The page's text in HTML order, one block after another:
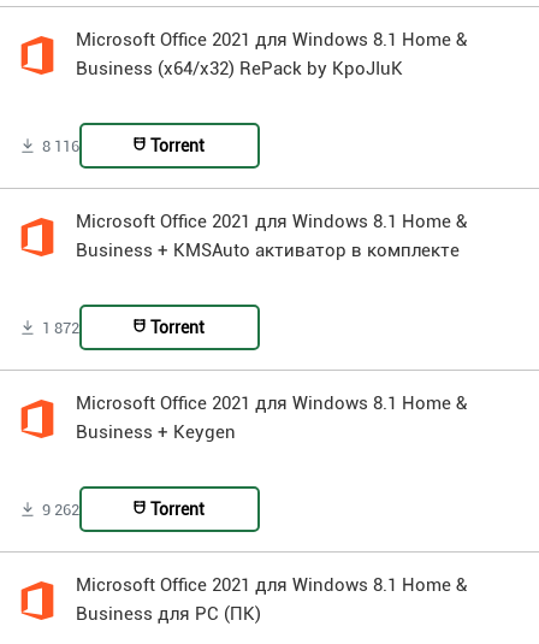
Microsoft Office 2021 для Windows 8.1 Home &
Business (x64/x32) RePack by KpoJIuK
8 116 Torrent
Microsoft Office 2021 для Windows 8.1 Home &
Business + KMSAuto активатор в комплекте
1 872 Torrent
Microsoft Office 2021 для Windows 8.1 Home &
Business + Keygen
9 262 Torrent
Microsoft Office 2021 для Windows 8.1 Home &
Business для PC (ПК)